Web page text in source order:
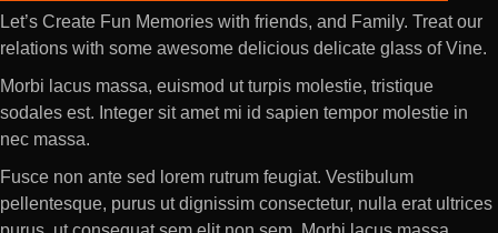
Let’s Create Fun Memories with friends, and Family. Treat our
relations with some awesome delicious delicate glass of Vine.
Morbi lacus massa, euismod ut turpis molestie, tristique
sodales est. Integer sit amet mi id sapien tempor molestie in
nec massa.
Fusce non ante sed lorem rutrum feugiat. Vestibulum
pellentesque, purus ut dignissim consectetur, nulla erat ultrices